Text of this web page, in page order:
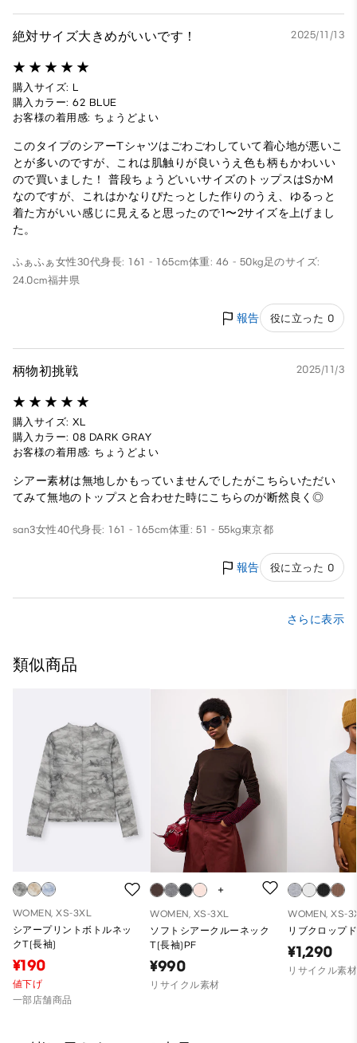
絶対サイズ大きめがいいです！ 2025/11/13
購入サイズ: L
購入カラー: 62 BLUE
お客様の着用感: ちょうどよい
このタイプのシアーTシャツはごわごわしていて着心地が悪いこ
とが多いのですが、これは肌触りが良いうえ色も柄もかわいい
ので買いました！ 普段ちょうどいいサイズのトップスはSかM
なのですが、これはかなりぴたっとした作りのうえ、ゆるっと
着た方がいい感じに見えると思ったので1〜2サイズを上げまし
た。
ふぁふぁ女性30代身長: 161 - 165cm体重: 46 - 50kg足のサイズ:
24.0cm福井県
報告 役に立った 0
柄物初挑戦 2025/11/3
購入サイズ: XL
購入カラー: 08 DARK GRAY
お客様の着用感: ちょうどよい
シアー素材は無地しかもっていませんでしたがこちらいただい
てみて無地のトップスと合わせた時にこちらのが断然良く◎
san3女性40代身長: 161 - 165cm体重: 51 - 55kg東京都
報告 役に立った 0
さらに表示
類似商品
WOMEN, XS-3XL
シアープリントボトルネッ
クT(長袖)
¥190
値下げ
一部店舗商品
WOMEN, XS-3XL
ソフトシアークルーネック
T(長袖)PF
¥990
リサイクル素材
WOMEN, XS-
リブクロップ
¥1,290
リサイクル素材